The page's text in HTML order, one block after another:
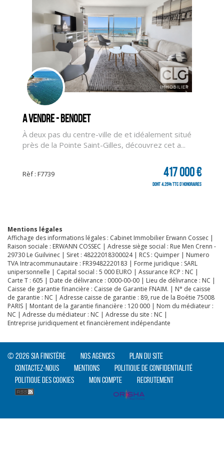
A vendre - BENODET
À deux pas du centre-ville de et idéalement situé
près de la Pointe Saint-Gilles, découvrez cet a...
Rèf : F7739 417 000 €
dont 4.25% TTC d'honoraires
Mentions légales
Affichage des informations légales : Cabinet Immobilier Erwann Cossec |
Raison sociale : ERWANN COSSEC | Adresse siège social : Rue Men Crenn -
29730 Le Guilvinec | Siret : 48222018300024 | RCS : Quimper | Numero
TVA Intracommunautaire : FR39482220183 | Forme juridique : SARL
unipersonnelle | Capital social : 5 000 EURO | Assurance RCP : NC |
Carte T : 605 | Date de délivrance : 0000-00-00 | Lieu de délivrance : NC |
Caisse de garantie financière : Caisse de Garantie FNAIM. | N° de caisse
de garantie : NC | Adresse caisse de garantie : 89, rue de la Boétie 75008
PARIS | Montant de la garantie financière : 120 000 | Nom du médiateur :
NC | Adresse du médiateur : NC | Adresse du site : NC |
Entreprise juridiquement et financièrement indépendante
© 2026 SIA Finistère Nos agences
Plan du site
Contactez-nous
Mentions
Politique de confidentialité
Politique des cookies
Mon compte Recrutement